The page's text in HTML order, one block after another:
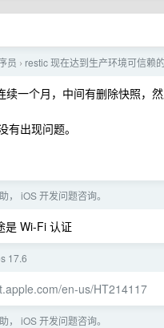
员 › restic 现在达到生产环境可信赖
一个月，中间有删除快照，
出现问题。
， iOS 开发问题咨询。
是 Wi-Fi 认证
17.6
en-us/HT214117
， iOS 开发问题咨询。